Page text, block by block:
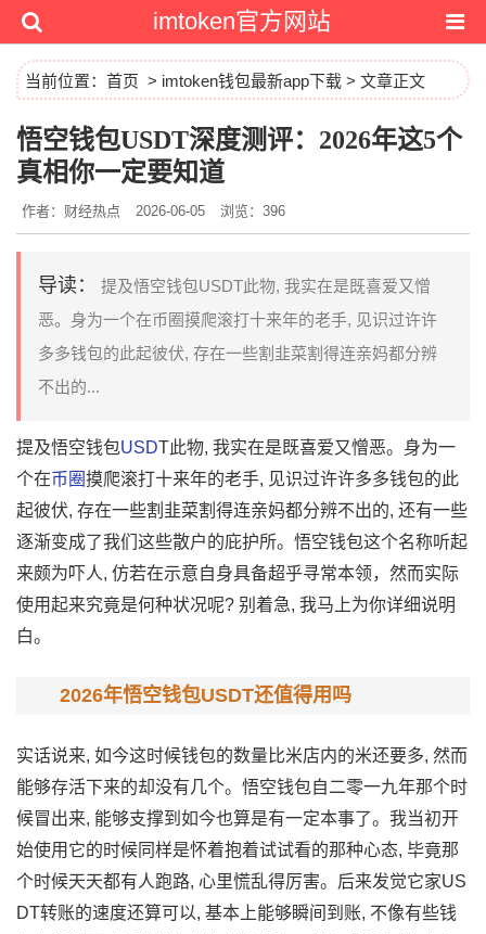
imtoken官方网站
当前位置： 首页 > imtoken钱包最新app下载 > 文章正文
悟空钱包USDT深度测评：2026年这5个
真相你一定要知道
作者：财经热点 2026-06-05 浏览：396
导读：
提及悟空钱包USDT此物, 我实在是既喜爱又憎
恶。身为一个在币圈摸爬滚打十来年的老手, 见识过许许
多多钱包的此起彼伏, 存在一些割韭菜割得连亲妈都分辨
不出的...
提及悟空钱包USDT此物, 我实在是既喜爱又憎恶。身为一
个在币圈摸爬滚打十来年的老手, 见识过许许多多钱包的此
起彼伏, 存在一些割韭菜割得连亲妈都分辨不出的, 还有一些
逐渐变成了我们这些散户的庇护所。悟空钱包这个名称听起
来颇为吓人, 仿若在示意自身具备超乎寻常本领，然而实际
使用起来究竟是何种状况呢? 别着急, 我马上为你详细说明
白。
2026年悟空钱包USDT还值得用吗
实话说来, 如今这时候钱包的数量比米店内的米还要多, 然而
能够存活下来的却没有几个。悟空钱包自二零一九年那个时
候冒出来, 能够支撑到如今也算是有一定本事了。我当初开
始使用它的时候同样是怀着抱着试试看的那种心态, 毕竟那
个时候天天都有人跑路, 心里慌乱得厉害。后来发觉它家US
DT转账的速度还算可以, 基本上能够瞬间到账, 不像有些钱